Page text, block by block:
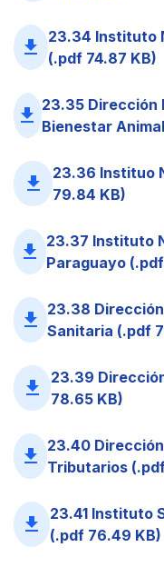
file_download
23.34 Instituto
(.pdf 74.87 KB)
file_download 23.35 Dirección
Bienestar
file_download
23.36 Instituo
79.84 KB)
file_download 23.37 Instituto
Paraguayo
file_download 23.38
Sanitaria (.pdf
file_download
23.39
78.65 KB)
file_download 23.40
Tributarios
file_download
23.41 Instituto
(.pdf 76.49 KB)